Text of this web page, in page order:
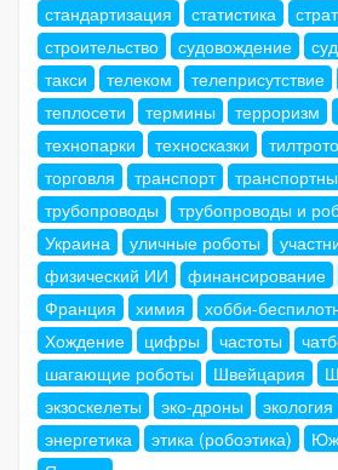
стандартизация
статистика
строительство
судовождение
такси
телеком телеприсутствие
теплосети
термины терроризм
технопарки
техносказки
торговля
транспорт
трубопроводы
трубопроводы и
Украина
уличные роботы
физический ИИ
финансирование
Франция
химия хобби-
Хождение
цифры частоты
шагающие роботы
Швейцария
экзоскелеты
эко-дроны экология
энергетика
этика (робоэтика)